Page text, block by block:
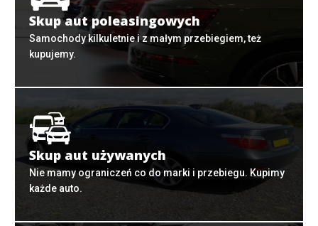
Skup aut poleasingowych
Samochody kilkuletnie i z małym przebiegiem, też
kupujemy.
Skup aut używanych
Nie mamy ograniczeń co do marki i przebiegu. Kupimy
każde auto.